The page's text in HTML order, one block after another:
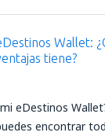
Wallet:
tiene?
eDestinos
encontrar